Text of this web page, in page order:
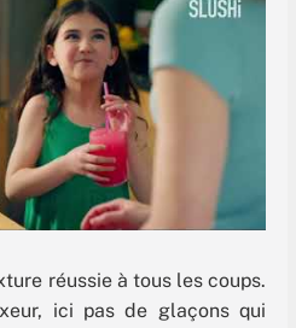
réussie à tous les coups.
ici pas de glaçons qui